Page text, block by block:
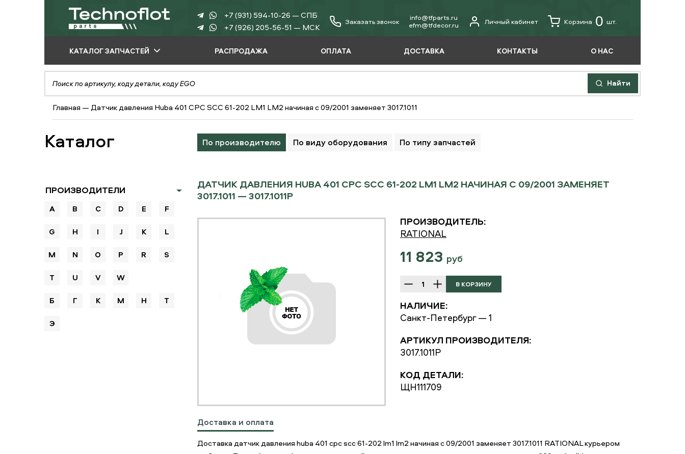
+7 (931) 594-10-26 — СПБ
+7 (926) 205-56-51 — МСК
Заказать звонок
info@tfparts.ru
еfm@tfdecor.ru
Личный кабинет Корзина 0 шт.
КАТАЛОГ ЗАПЧАСТЕЙ
ПО ПРОИЗВОДИТЕЛЮ
ПО ВИДУ
ОБОРУДОВАНИЯ
ПО ТИПУ ЗАПЧАСТЕЙ
РАСПРОДАЖА ОПЛАТА ДОСТАВКА КОНТАКТЫ О НАС
Найти
Главная —Датчик давления Huba 401 CPC SCC 61-202 LM1 LM2 начиная с 09/2001 заменяет 3017.1011
Каталог По производителю По виду оборудования По типу запчастей
ПРОИЗВОДИТЕЛИ
A B C D E F
G H I J K L
M N O P R S
T U V W
Б Г К М Н Т
Э
ДАТЧИК ДАВЛЕНИЯ HUBA 401 CPC SCC 61-202 LM1 LM2 НАЧИНАЯ С 09/2001 ЗАМЕНЯЕТ
3017.1011 — 3017.1011P
ПРОИЗВОДИТЕЛЬ:
RATIONAL
11 823 руб
НАЛИЧИЕ:
Санкт-Петербург — 1
АРТИКУЛ ПРОИЗВОДИТЕЛЯ:
3017.1011P
КОД ДЕТАЛИ:
ЩН111709
Доставка и оплата
Доставка датчик давления huba 401 cpc scc 61-202 lm1 lm2 начиная с 09/2001 заменяет 3017.1011 RATIONAL курьером